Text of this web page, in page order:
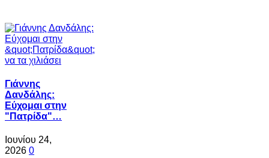
Γιάννης
Δανδάλης:
Εύχομαι στην
"Πατρίδα"…
Ιουνίου 24,
2026 0